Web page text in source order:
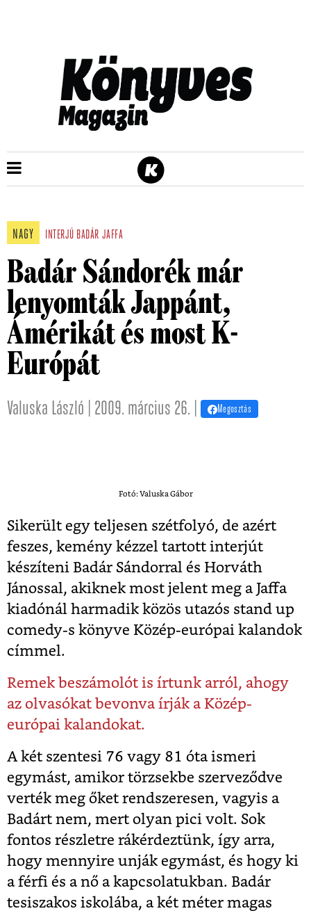
NAGY INTERJÚ BADÁR JAFFA
Badár Sándorék már
lenyomták Jappánt,
Ámérikát és most K-
Európát
Valuska László | 2009. március 26. | Megosztás
Fotó: Valuska Gábor
Sikerült egy teljesen szétfolyó, de azért
feszes, kemény kézzel tartott interjút
készíteni Badár Sándorral és Horváth
Jánossal, akiknek most jelent meg a Jaffa
kiadónál harmadik közös utazós stand up
comedy-s könyve Közép-európai kalandok
címmel.
Remek beszámolót is írtunk arról, ahogy
az olvasókat bevonva írják a Közép-
európai kalandokat.
A két szentesi 76 vagy 81 óta ismeri
egymást, amikor törzsekbe szerveződve
verték meg őket rendszeresen, vagyis a
Badárt nem, mert olyan pici volt. Sok
fontos részletre rákérdeztünk, így arra,
hogy mennyire unják egymást, és hogy ki
a férfi és a nő a kapcsolatukban. Badár
tesiszakos iskolába, a két méter magas